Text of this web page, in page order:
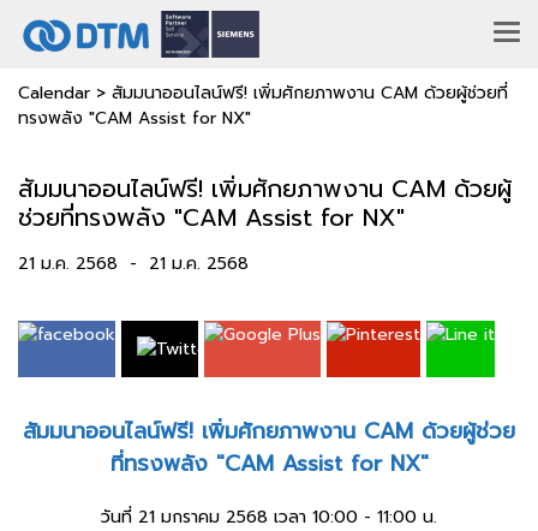
Calendar > สัมมนาออนไลน์ฟรี! เพิ่มศักยภาพงาน CAM ด้วยผู้ช่วยที่
ทรงพลัง "CAM Assist for NX"
สัมมนาออนไลน์ฟรี! เพิ่มศักยภาพงาน CAM ด้วยผู้
ช่วยที่ทรงพลัง "CAM Assist for NX"
21 ม.ค. 2568 - 21 ม.ค. 2568
สัมมนาออนไลน์ฟรี! เพิ่มศักยภาพงาน CAM ด้วยผู้ช่วย
ที่ทรงพลัง "CAM Assist for NX"
วันที่ 21 มกราคม 2568 เวลา 10:00 - 11:00 น.